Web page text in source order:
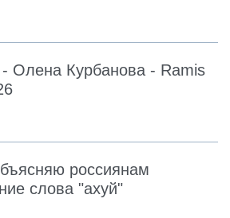
Олена Курбанова - Ramis
россиянам
слова "ахуй"